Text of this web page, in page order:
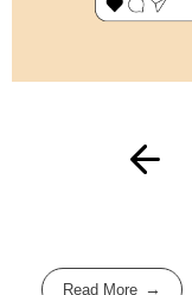
Read More